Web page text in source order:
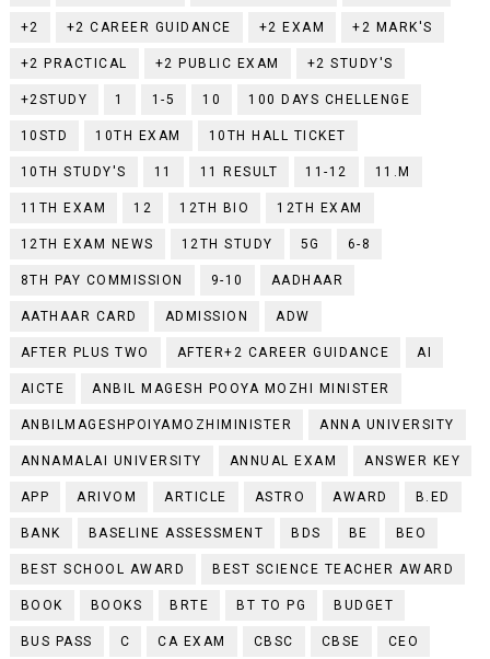
+2 +2 CAREER GUIDANCE +2 EXAM +2 MARK'S
+2 PRACTICAL +2 PUBLIC EXAM +2 STUDY'S
+2STUDY 1 1-5 10 100 DAYS CHELLENGE
10STD 10TH EXAM 10TH HALL TICKET
10TH STUDY'S 11 11 RESULT 11-12 11.M
11TH EXAM 12 12TH BIO 12TH EXAM
12TH EXAM NEWS 12TH STUDY 5G 6-8
8TH PAY COMMISSION 9-10 AADHAAR
AATHAAR CARD ADMISSION ADW
AFTER PLUS TWO AFTER+2 CAREER GUIDANCE AI
AICTE ANBIL MAGESH POOYA MOZHI MINISTER
ANBILMAGESHPOIYAMOZHIMINISTER ANNA UNIVERSITY
ANNAMALAI UNIVERSITY ANNUAL EXAM ANSWER KEY
APP ARIVOM ARTICLE ASTRO AWARD B.ED
BANK BASELINE ASSESSMENT BDS BE BEO
BEST SCHOOL AWARD BEST SCIENCE TEACHER AWARD
BOOK BOOKS BRTE BT TO PG BUDGET
BUS PASS C CA EXAM CBSC CBSE CEO